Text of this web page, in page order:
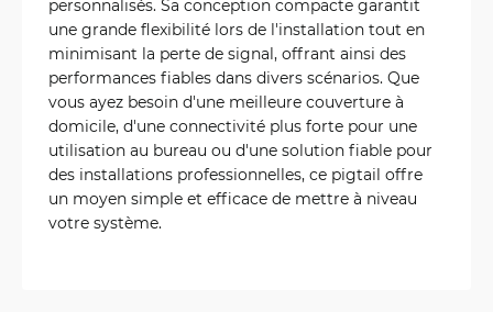
personnalisés. Sa conception compacte garantit
une grande flexibilité lors de l'installation tout en
minimisant la perte de signal, offrant ainsi des
performances fiables dans divers scénarios. Que
vous ayez besoin d'une meilleure couverture à
domicile, d'une connectivité plus forte pour une
utilisation au bureau ou d'une solution fiable pour
des installations professionnelles, ce pigtail offre
un moyen simple et efficace de mettre à niveau
votre système.